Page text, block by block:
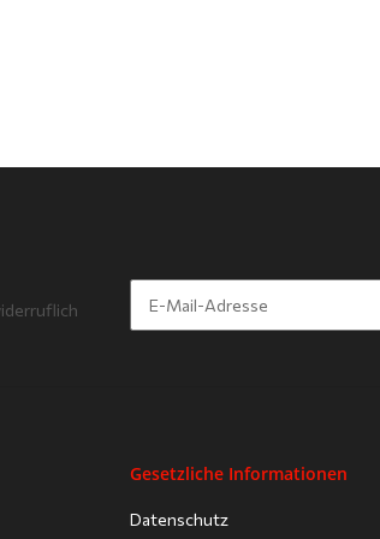
Gesetzliche Informationen
Datenschutz